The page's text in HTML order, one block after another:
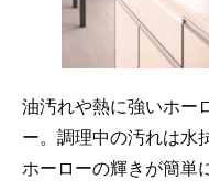
油汚れや熱に強いホー
ー。調理中の汚れは水
ホーローの輝きが簡単